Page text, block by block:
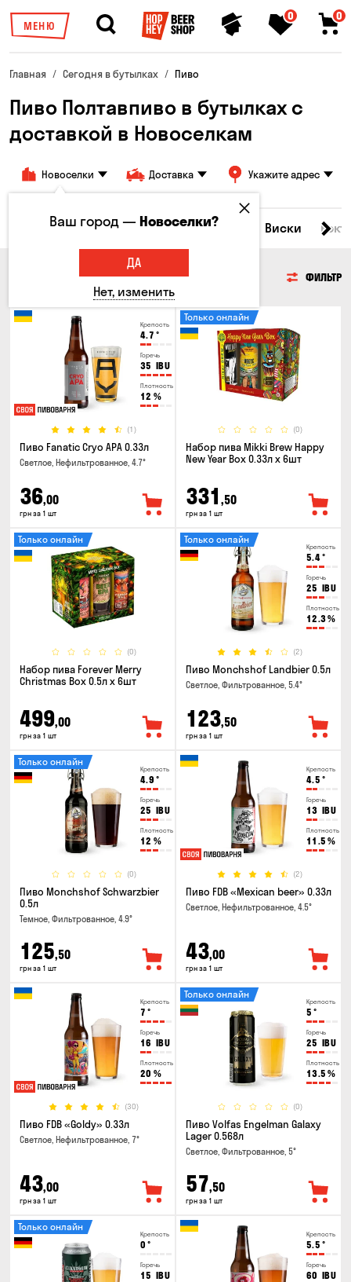
МЕНЮ
0 0
Главная Сегодня в бутылках Пиво
Пиво Полтавпиво в бутылках с
доставкой в ​​Новоселкам
Новоселки Доставка Укажите адрес
Все товары Пиво Сидр Виски
ФИЛЬТР
Крепость
4.7 °
Горечь
35 IBU
Плотность
12 %
(1)
Пиво Fanatic Cryo APA 0.33л
Светлое, Нефильтрованное, 4.7°
36,00
грн за 1 шт
(0)
Только онлайн
Набор пива Mikki Brew Happy
New Year Box 0.33л x 6шт
331 ,50
грн за 1 шт
(0)
Только онлайн
Набор пива Forever Merry
Christmas Box 0.5л x 6шт
499,00
грн за 1 шт
Крепость
5.4°
Горечь
25 IBU
Плотность
12.3%
(2)
Только онлайн
Пиво Monchshof Landbier 0.5л
Светлое, Фильтрованное, 5.4°
123,50
грн за 1 шт
Крепость
4.9 °
Горечь
25 IBU
Плотность
12 %
(0)
Только онлайн
Пиво Monchshof Schwarzbier
0.5л
Темное, Фильтрованное, 4.9°
125,50
грн за 1 шт
Крепость
4.5 °
Горечь
13 IBU
Плотность
11.5 %
(2)
Пиво FDB «Mexican beer» 0.33л
Светлое, Нефильтрованное, 4.5°
43,00
грн за 1 шт
Крепость
7 °
Горечь
16 IBU
Плотность
20 %
(30)
Пиво FDB «Goldy» 0.33л
Светлое, Нефильтрованное, 7°
43,00
грн за 1 шт
Крепость
5 °
Горечь
25 IBU
Плотность
13.5 %
(0)
Только онлайн
Пиво Volfas Engelman Galaxy
Lager 0.568л
Светлое, Фильтрованное, 5°
57,50
грн за 1 шт
Крепость
0 °
Горечь
15 IBU
Только онлайн
Крепость
5.5 °
Горечь
60 IBU
Ваш город —Новоселки?
ДА
Нет, изменить